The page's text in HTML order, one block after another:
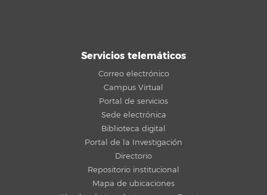
Servicios telemáticos
Correo electrónico
Campus Virtual
Portal de servicios
Sede electrónica
Biblioteca digital
Portal de la Investigación
Directorio
Repositorio institucional
Mapa de ubicaciones